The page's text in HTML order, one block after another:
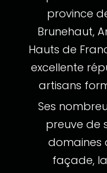
province
Brunehaut,
Hauts de
excellente
artisans
Ses
preuve de
domaines
façade,